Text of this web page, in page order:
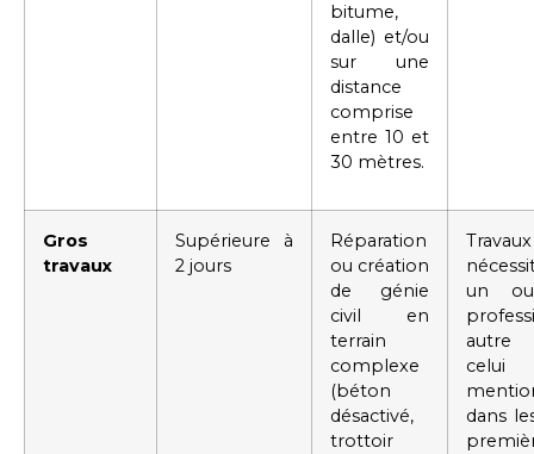
bitume,
dalle) et/ou
sur une
distance
comprise
entre 10 et
30 mètres.
Gros
travaux
Supérieure à
2 jours
Réparation
ou création
de génie
civil en
terrain
complexe
(béton
désactivé,
trottoir
Travaux
un
celui
dans